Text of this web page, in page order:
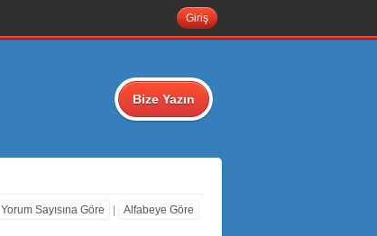
Giriş
Bize Yazın
Yorum Sayısına Göre Alfabeye Göre